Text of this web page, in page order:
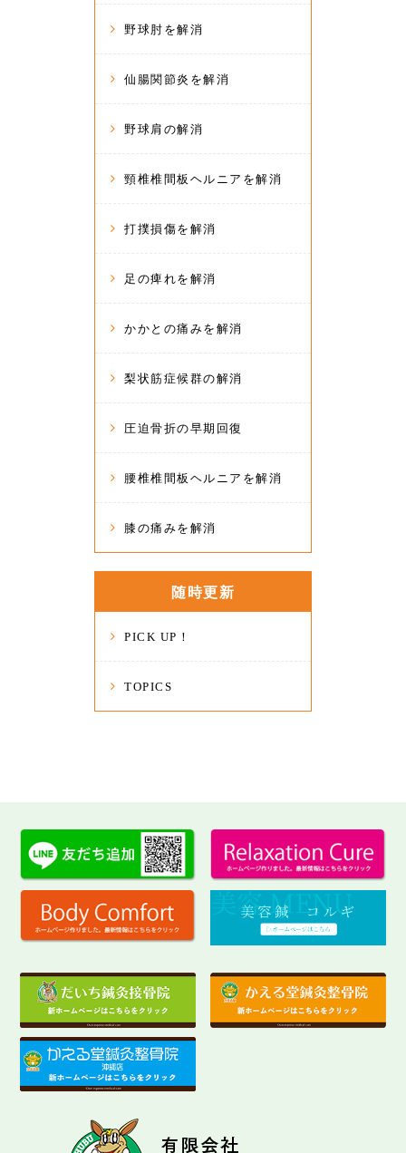
野球肘を解消
仙腸関節炎を解消
野球肩の解消
頸椎椎間板ヘルニアを解消
打撲損傷を解消
足の痺れを解消
かかとの痛みを解消
梨状筋症候群の解消
圧迫骨折の早期回復
腰椎椎間板ヘルニアを解消
膝の痛みを解消
随時更新
PICK UP！
TOPICS